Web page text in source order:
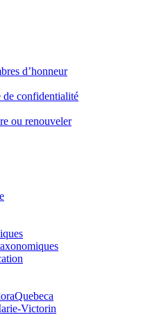
d’honneur
confidentialité
ou renouveler
Victorin